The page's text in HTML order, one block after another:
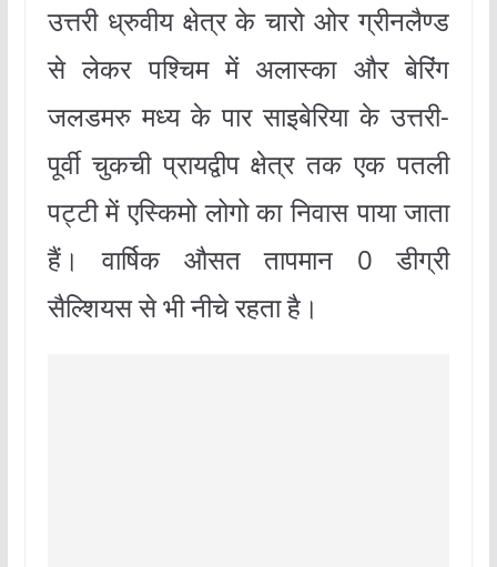
उत्तरी ध्रुवीय क्षेत्र के चारो ओर ग्रीनलैण्ड
से लेकर पश्चिम में अलास्का और बेरिंग
जलडमरु मध्य के पार साइबेरिया के उत्तरी-
पूर्वी चुकची प्रायद्वीप क्षेत्र तक एक पतली
पट्टी में एस्किमो लोगो का निवास पाया जाता
हैं। वार्षिक औसत तापमान 0 डीग्री
सैल्शियस से भी नीचे रहता है।